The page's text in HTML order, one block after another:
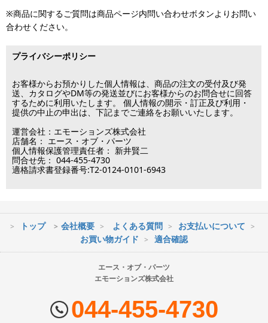
※銀行振り込み・郵便振替・コンビニ決済・PayPayオンライン決済
の場合、ご入金確認後の発送となります。
済・代引決済のみ当日出荷が可能です。
※クレジットカード・代引き決済以外のお支払方法を選択されてい
※メーカー発注品は除きます。
※最短到着をご希望の場合、時間指定不可の地域があります。
※配送業者の状況により荷物に遅延が生じる場合もございますので
ヤマト運輸・佐川急便・日本郵便・西濃運輸を使用しております。
配送会社はお選びいただけません。
この日は出荷業務を行いませんので予めご了承下さい。
■営業日
営業時間：09:30～17:30
（電話対応休止時間：12:00～13:00）
土日祝日は出荷業務のみ行います。
土日祝日は電話・メールのお問い合わせ返信は
※商品に関するご質問は商品ページ内問い合わせボタンよりお問い
合わせください。
プライバシーポリシー
お客様からお預かりした個人情報は、商品の注文の受付及び発
送、カタログやDM等の発送並びにお客様からのお問合せに回答
するために利用いたします。 個人情報の開示・訂正及び利用・
提供の中止の申出は、下記までご連絡をお願いいたします。
運営会社：エモーションズ株式会社
店舗名： エース・オブ・パーツ
個人情報保護管理責任者： 新井賢二
問合せ先： 044-455-4730
適格請求書登録番号:T2-0124-0101-6943
トップ 会社概要 よくある質問
お支払いについて
お買い物ガイド
適合確認
エース・オブ・パーツ
エモーションズ株式会社
044-455-4730